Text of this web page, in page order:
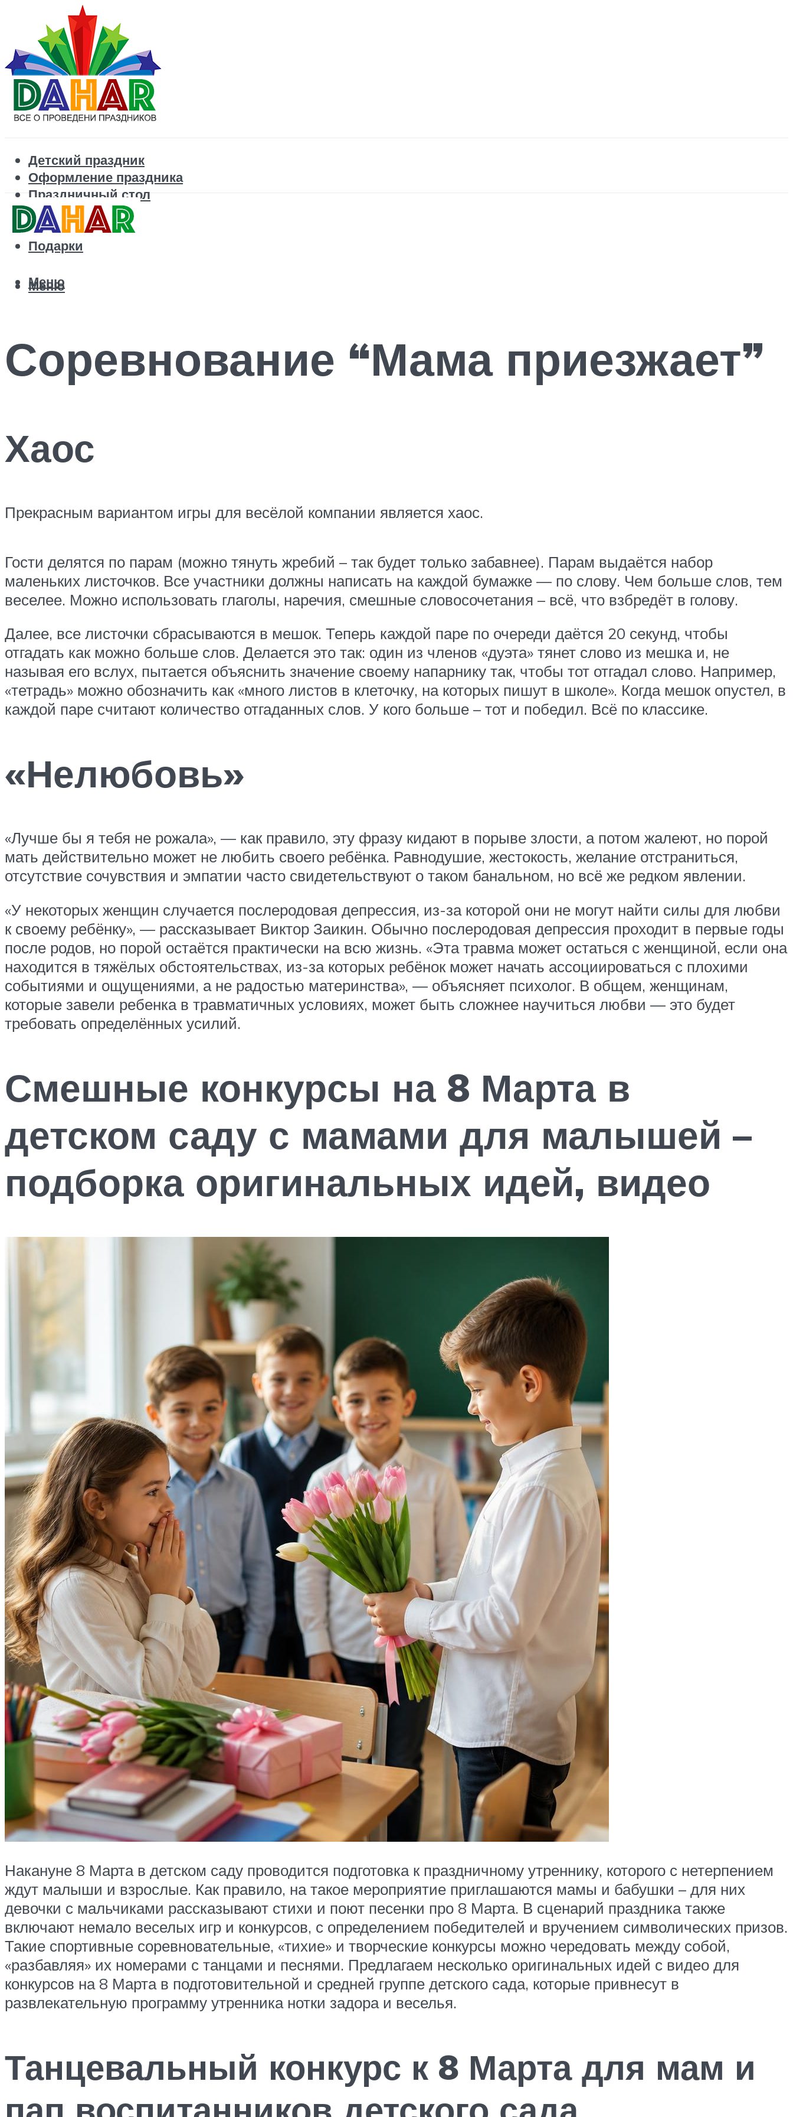
Детский праздник
Оформление праздника
Праздничный стол
Корпоратив
Поздравления
Подарки
Меню
Меню
Соревнование “Мама приезжает”
Хаос
Прекрасным вариантом игры для весёлой компании является хаос.
Гости делятся по парам (можно тянуть жребий – так будет только забавнее). Парам выдаётся набор
маленьких листочков. Все участники должны написать на каждой бумажке — по слову. Чем больше слов, тем
веселее. Можно использовать глаголы, наречия, смешные словосочетания – всё, что взбредёт в голову.
Далее, все листочки сбрасываются в мешок. Теперь каждой паре по очереди даётся 20 секунд, чтобы
отгадать как можно больше слов. Делается это так: один из членов «дуэта» тянет слово из мешка и, не
называя его вслух, пытается объяснить значение своему напарнику так, чтобы тот отгадал слово. Например,
«тетрадь» можно обозначить как «много листов в клеточку, на которых пишут в школе». Когда мешок опустел, в
каждой паре считают количество отгаданных слов. У кого больше – тот и победил. Всё по классике.
«Нелюбовь»
«Лучше бы я тебя не рожала», — как правило, эту фразу кидают в порыве злости, а потом жалеют, но порой
мать действительно может не любить своего ребёнка. Равнодушие, жестокость, желание отстраниться,
отсутствие сочувствия и эмпатии часто свидетельствуют о таком банальном, но всё же редком явлении.
«У некоторых женщин случается послеродовая депрессия, из-за которой они не могут найти силы для любви
к своему ребёнку», — рассказывает Виктор Заикин. Обычно послеродовая депрессия проходит в первые годы
после родов, но порой остаётся практически на всю жизнь. «Эта травма может остаться с женщиной, если она
находится в тяжёлых обстоятельствах, из-за которых ребёнок может начать ассоциироваться с плохими
событиями и ощущениями, а не радостью материнства», — объясняет психолог. В общем, женщинам,
которые завели ребенка в травматичных условиях, может быть сложнее научиться любви — это будет
требовать определённых усилий.
Смешные конкурсы на 8 Марта в
детском саду с мамами для малышей –
подборка оригинальных идей, видео
Накануне 8 Марта в детском саду проводится подготовка к праздничному утреннику, которого с нетерпением
ждут малыши и взрослые. Как правило, на такое мероприятие приглашаются мамы и бабушки – для них
девочки с мальчиками рассказывают стихи и поют песенки про 8 Марта. В сценарий праздника также
включают немало веселых игр и конкурсов, с определением победителей и вручением символических призов.
Такие спортивные соревновательные, «тихие» и творческие конкурсы можно чередовать между собой,
«разбавляя» их номерами с танцами и песнями. Предлагаем несколько оригинальных идей с видео для
конкурсов на 8 Марта в подготовительной и средней группе детского сада, которые привнесут в
развлекательную программу утренника нотки задора и веселья.
Танцевальный конкурс к 8 Марта для мам и